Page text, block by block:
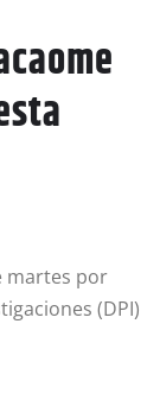
martes por
(DPI)